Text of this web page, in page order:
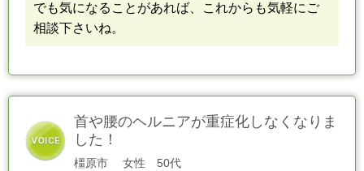
でも気になることがあれば、これからも気軽にご
相談下さいね。
首や腰のヘルニアが重症化しなくなりま
した！
橿原市 女性 50代